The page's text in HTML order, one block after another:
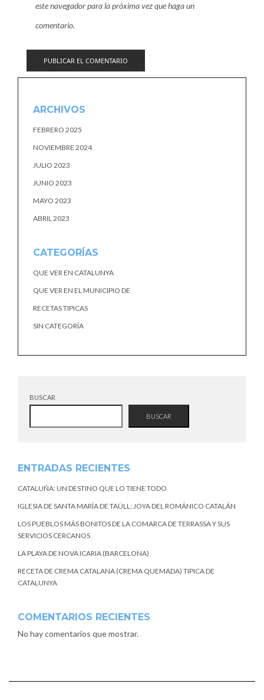
este navegador para la próxima vez que haga un
comentario.
ARCHIVOS
FEBRERO 2025
NOVIEMBRE 2024
JULIO 2023
JUNIO 2023
MAYO 2023
ABRIL 2023
CATEGORÍAS
QUE VER EN CATALUNYA
QUE VER EN EL MUNICIPIO DE
RECETAS TIPICAS
SIN CATEGORÍA
BUSCAR
BUSCAR
ENTRADAS RECIENTES
CATALUÑA: UN DESTINO QUE LO TIENE TODO
IGLESIA DE SANTA MARÍA DE TAÜLL: JOYA DEL ROMÁNICO CATALÁN
LOS PUEBLOS MÁS BONITOS DE LA COMARCA DE TERRASSA Y SUS
SERVICIOS CERCANOS
LA PLAYA DE NOVA ICARIA (BARCELONA)
RECETA DE CREMA CATALANA (CREMA QUEMADA) TIPICA DE
CATALUNYA
COMENTARIOS RECIENTES
No hay comentarios que mostrar.